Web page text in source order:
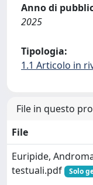
Anno di
2025
Tipologia:
1.1 Articolo in
File in questo
File
Euripide,
testuali.pdf
Solo